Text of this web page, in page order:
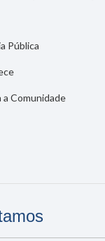
Pública
a Comunidade